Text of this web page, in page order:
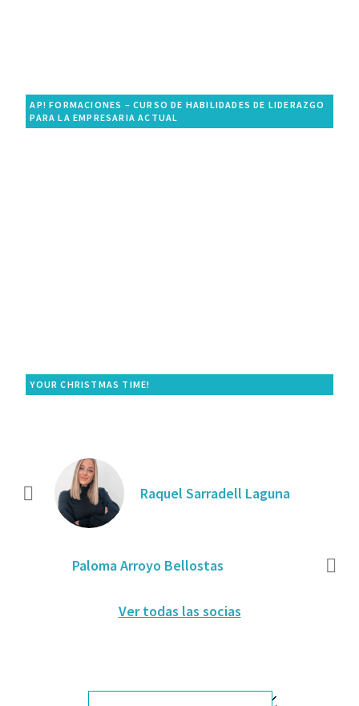
AP! FORMACIONES – CURSO DE HABILIDADES DE LIDERAZGO
PARA LA EMPRESARIA ACTUAL
YOUR CHRISTMAS TIME!
Raquel Sarradell Laguna
Paloma Arroyo Bellostas
Ver todas las socias